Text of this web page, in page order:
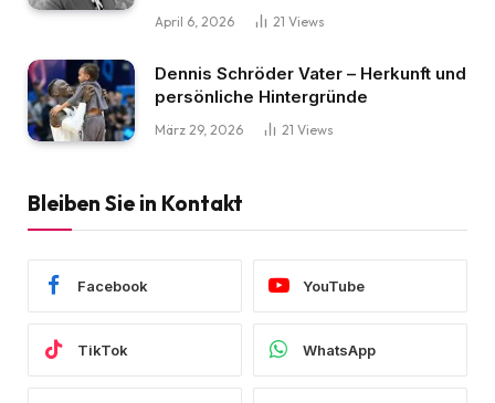
April 6, 2026 21 Views
Dennis Schröder Vater – Herkunft und
persönliche Hintergründe
März 29, 2026 21 Views
Bleiben Sie in Kontakt
Facebook YouTube
TikTok WhatsApp